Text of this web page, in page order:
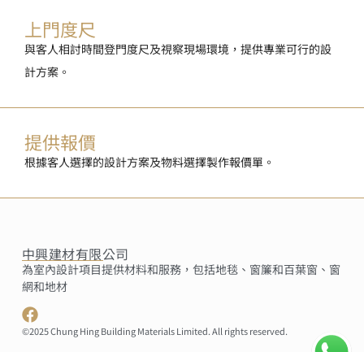
上門度尺
與客人相討時間登門度尺及視察現場環境，提供專業可行的設
計方案。
提供報價
根據客人選擇的設計方案及物料選擇製作報價單。
中興建材有限公司
為室內設計項目提供材料和服務，包括地毯、窗簾和百葉窗、窗
網和地材
©2025 Chung Hing Building Materials Limited. All rights reserved.